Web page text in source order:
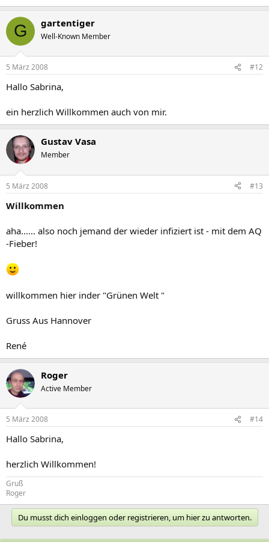
G gartentiger
Well-Known Member
5 März 2008 #12
Hallo Sabrina,
ein herzlich Willkommen auch von mir.
Gustav Vasa
Member
5 März 2008 #13
Willkommen
aha...... also noch jemand der wieder infiziert ist - mit dem AQ
-Fieber!
willkommen hier inder "Grünen Welt "
Gruss Aus Hannover
René
Roger
Active Member
5 März 2008 #14
Hallo Sabrina,
herzlich Willkommen!
Gruß
Roger
Du musst dich einloggen oder registrieren, um hier zu antworten.